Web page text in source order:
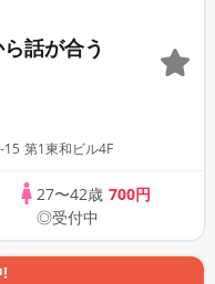
話が合う
第1東和ビル4F
27〜42歳 700円
◎受付中
!